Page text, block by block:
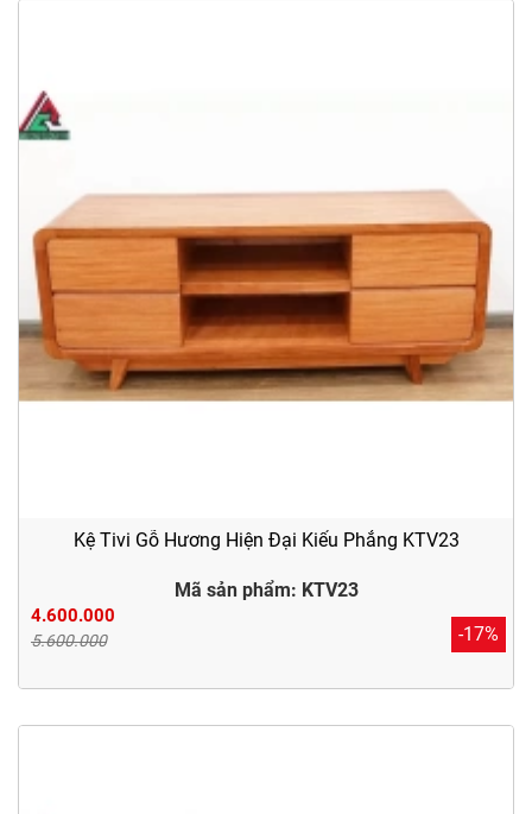
Kệ Tivi Gỗ Hương Hiện Đại Kiểu Phẳng KTV23
Mã sản phẩm: KTV23
4.600.000
5.600.000 -17%